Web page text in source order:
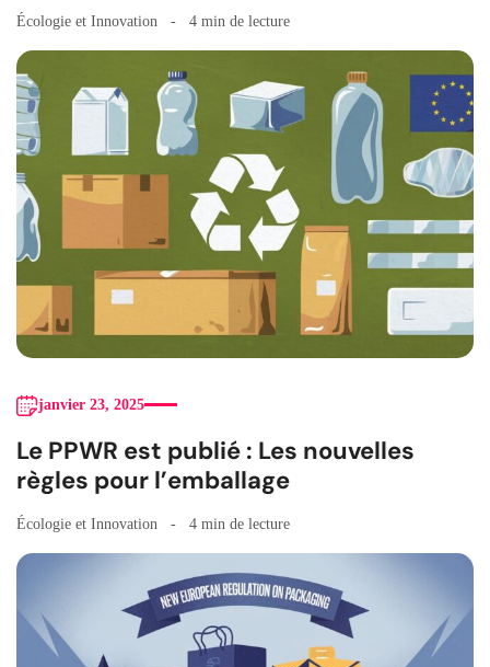
Écologie et Innovation 4 min de lecture
janvier 23, 2025
Le PPWR est publié : Les nouvelles
règles pour l’emballage
Écologie et Innovation 4 min de lecture